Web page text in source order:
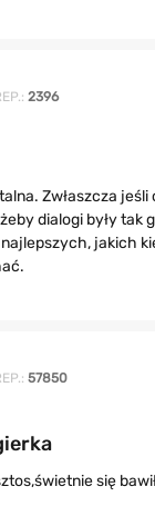
2396
Zwłaszcza
dialogi były tak
jakich
57850
się